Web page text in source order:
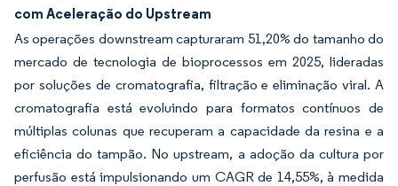
com Aceleração do Upstream
As operações downstream capturaram 51,20% do tamanho do
mercado de tecnologia de bioprocessos em 2025, lideradas
por soluções de cromatografia, filtração e eliminação viral. A
cromatografia está evoluindo para formatos contínuos de
múltiplas colunas que recuperam a capacidade da resina e a
eficiência do tampão. No upstream, a adoção da cultura por
perfusão está impulsionando um CAGR de 14,55%, à medida